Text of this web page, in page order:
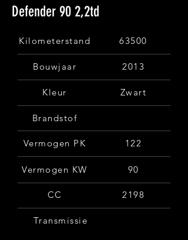
Defender 90 2,2td
Kilometerstand 63500
Bouwjaar 2013
Kleur Zwart
Brandstof
Vermogen PK 122
Vermogen KW 90
CC 2198
Transmissie